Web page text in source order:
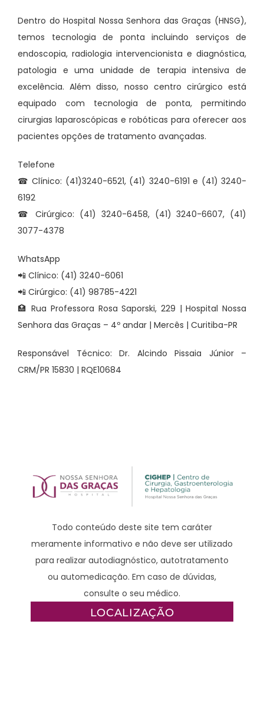
Dentro do Hospital Nossa Senhora das Graças (HNSG),
temos tecnologia de ponta incluindo serviços de
endoscopia, radiologia intervencionista e diagnóstica,
patologia e uma unidade de terapia intensiva de
excelência. Além disso, nosso centro cirúrgico está
equipado com tecnologia de ponta, permitindo
cirurgias laparoscópicas e robóticas para oferecer aos
pacientes opções de tratamento avançadas.
Telefone
☎ Clínico: (41)3240-6521, (41) 3240-6191 e (41) 3240-
6192
☎ Cirúrgico: (41) 3240-6458, (41) 3240-6607, (41)
3077-4378
WhatsApp
📲 Clínico: (41) 3240-6061
📲 Cirúrgico: (41) 98785-4221
🏥 Rua Professora Rosa Saporski, 229 | Hospital Nossa
Senhora das Graças – 4º andar | Mercês | Curitiba-PR
Responsável Técnico: Dr. Alcindo Pissaia Júnior –
CRM/PR 15830 | RQE10684
Todo conteúdo deste site tem caráter
meramente informativo e não deve ser utilizado
para realizar autodiagnóstico, autotratamento
ou automedicação. Em caso de dúvidas,
consulte o seu médico.
LOCALIZAÇÃO